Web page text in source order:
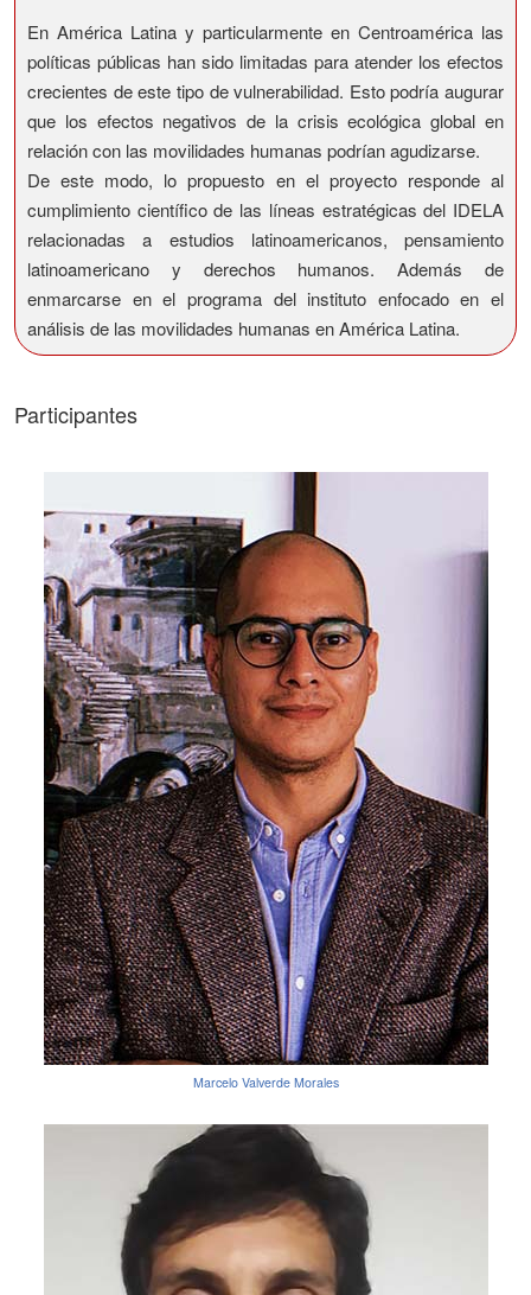
En América Latina y particularmente en Centroamérica las
políticas públicas han sido limitadas para atender los efectos
crecientes de este tipo de vulnerabilidad. Esto podría augurar
que los efectos negativos de la crisis ecológica global en
relación con las movilidades humanas podrían agudizarse.
De este modo, lo propuesto en el proyecto responde al
cumplimiento científico de las líneas estratégicas del IDELA
relacionadas a estudios latinoamericanos, pensamiento
latinoamericano y derechos humanos. Además de
enmarcarse en el programa del instituto enfocado en el
análisis de las movilidades humanas en América Latina.
Participantes
Marcelo Valverde Morales